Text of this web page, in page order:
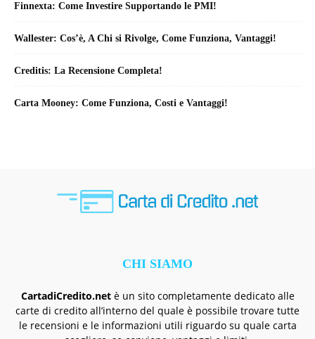
Finnexta: Come Investire Supportando le PMI!
Wallester: Cos’è, A Chi si Rivolge, Come Funziona, Vantaggi!
Creditis: La Recensione Completa!
Carta Mooney: Come Funziona, Costi e Vantaggi!
CHI SIAMO
CartadiCredito.netè un sito completamente dedicato alle
carte di credito all’interno del quale è possibile trovare tutte
le recensioni e le informazioni utili riguardo su quale carta